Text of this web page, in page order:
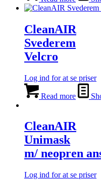
CleanAIR
Svederem
Velcro
Log ind for at se priser
Read more
CleanAIR
Unimask
m/ neopren
Log ind for at se priser